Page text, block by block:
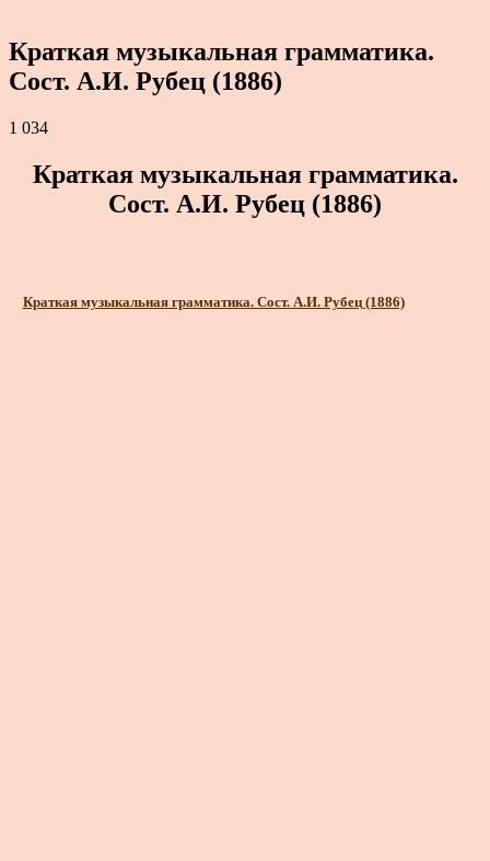
Краткая музыкальная грамматика.
Сост. А.И. Рубец (1886)
1 034
Краткая музыкальная грамматика.
Сост. А.И. Рубец (1886)
Краткая музыкальная грамматика. Сост. А.И. Рубец (1886)